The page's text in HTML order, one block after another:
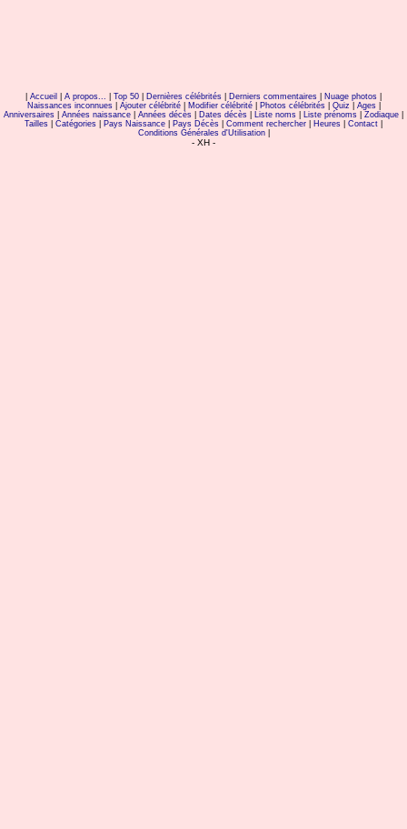
Accueil A propos... Top 50 Dernières célébrités Derniers commentaires Nuage photos
Naissances inconnues| Ajouter célébrité| Modifier célébrité| Photos célébrités| Quiz Ages|
Anniversaires
Années naissance Années décès Dates décès Liste noms Liste prénoms Zodiaque
Tailles
Catégories Pays Naissance Pays Décès Comment rechercher Heures Contact
Conditions Générales d'Utilisation|
- XH -